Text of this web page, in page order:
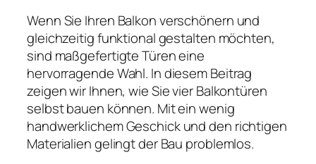
Wenn Sie Ihren Balkon verschönern und
gleichzeitig funktional gestalten möchten,
sind maßgefertigte Türen eine
hervorragende Wahl. In diesem Beitrag
zeigen wir Ihnen, wie Sie vier Balkontüren
selbst bauen können. Mit ein wenig
handwerklichem Geschick und den richtigen
Materialien gelingt der Bau problemlos.